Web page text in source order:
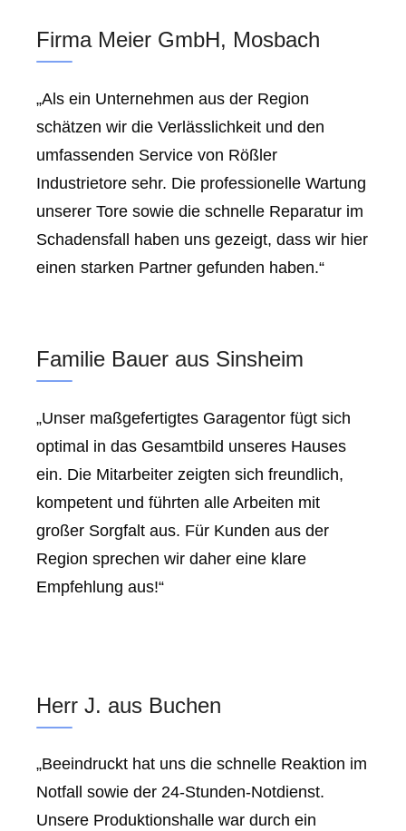
Firma Meier GmbH, Mosbach
„Als ein Unternehmen aus der Region
schätzen wir die Verlässlichkeit und den
umfassenden Service von Rößler
Industrietore sehr. Die professionelle Wartung
unserer Tore sowie die schnelle Reparatur im
Schadensfall haben uns gezeigt, dass wir hier
einen starken Partner gefunden haben.“
Familie Bauer aus Sinsheim
„Unser maßgefertigtes Garagentor fügt sich
optimal in das Gesamtbild unseres Hauses
ein. Die Mitarbeiter zeigten sich freundlich,
kompetent und führten alle Arbeiten mit
großer Sorgfalt aus. Für Kunden aus der
Region sprechen wir daher eine klare
Empfehlung aus!“
Herr J. aus Buchen
„Beeindruckt hat uns die schnelle Reaktion im
Notfall sowie der 24-Stunden-Notdienst.
Unsere Produktionshalle war durch ein